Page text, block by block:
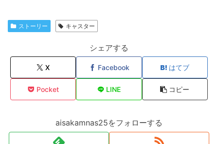
ストーリー キャスター
シェアする
X Facebook はてブ
Pocket LINE コピー
aisakamnas25をフォローする